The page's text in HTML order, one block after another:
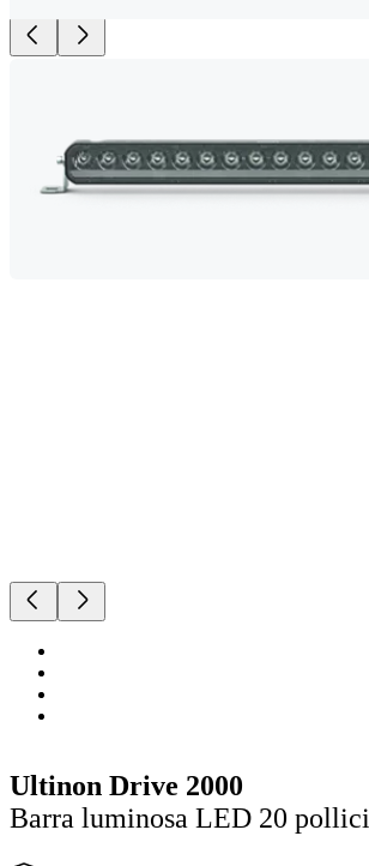
Ultinon Drive 2000
Barra luminosa LED 20 pollici